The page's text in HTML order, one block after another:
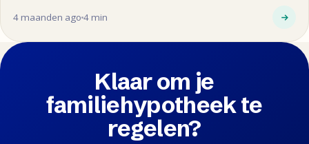
4 maanden ago 4 min
Klaar om je
familiehypotheek te
regelen?